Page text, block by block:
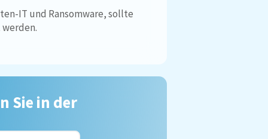
IT und Ransomware, sollte
Sie in der